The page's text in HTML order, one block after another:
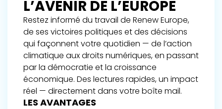
L’AVENIR DE L’EUROPE
Restez informé du travail de Renew Europe,
de ses victoires politiques et des décisions
qui façonnent votre quotidien — de l’action
climatique aux droits numériques, en passant
par la démocratie et la croissance
économique. Des lectures rapides, un impact
réel — directement dans votre boîte mail.
LES AVANTAGES